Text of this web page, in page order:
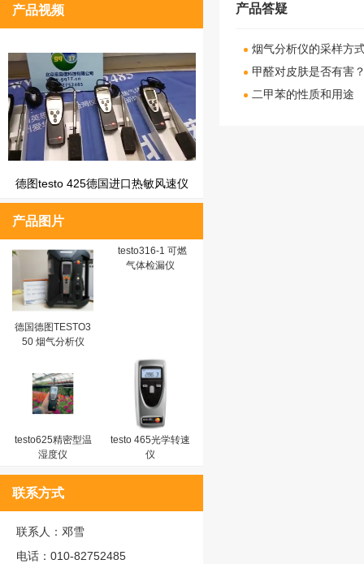
产品视频
德图testo 425德国进口热敏风速仪
产品图片
德国德图TESTO3
50 烟气分析仪
testo316-1 可燃
气体检漏仪
testo625精密型温
湿度仪
testo 465光学转速
仪
联系方式
联系人：邓雪
电话：010-82752485
产品答疑
烟气分析仪的采样方
甲醛对皮肤是否有害
二甲苯的性质和用途